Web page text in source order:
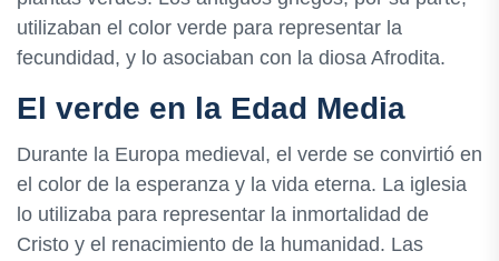
utilizaban el color verde para representar la
fecundidad, y lo asociaban con la diosa Afrodita.
El verde en la Edad Media
Durante la Europa medieval, el verde se convirtió en
el color de la esperanza y la vida eterna. La iglesia
lo utilizaba para representar la inmortalidad de
Cristo y el renacimiento de la humanidad. Las